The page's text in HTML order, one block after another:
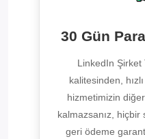
30 Gün
LinkedIn Şirket
kalitesinden,
hizmetimizin
kalmazsanız,
geri ödeme